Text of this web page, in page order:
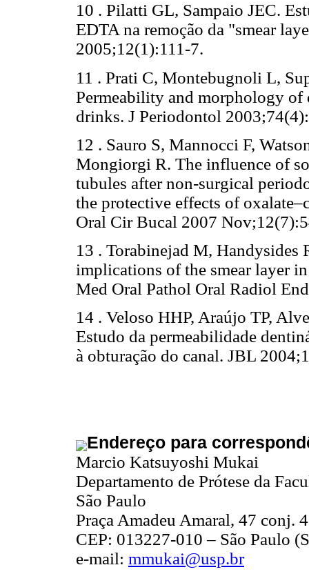
10 . Pilatti GL, Sampaio JEC.
EDTA na remoção da "smear
2005;12(1):111-7.
11 . Prati C, Montebugnoli L,
Permeability and morphology
drinks. J Periodontol
12 . Sauro S, Mannocci F,
Mongiorgi R. The influence of
tubules after non-surgical
the protective effects of
Oral Cir Bucal 2007
13 . Torabinejad M,
implications of the smear layer
Med Oral Pathol Oral Radiol
14 . Veloso HHP, Araújo TP,
Estudo da permeabilidade
à obturação do canal. JBL
Endereço para
Marcio Katsuyoshi Mukai
Departamento de Prótese da
São Paulo
Praça Amadeu Amaral, 47 conj.
CEP: 013227-010 – São Paulo
e-mail: mmukai@usp.br